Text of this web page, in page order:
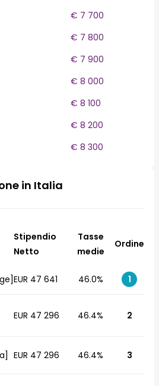
€ 7 700
€ 7 800
€ 7 900
€ 8 000
€ 8 100
€ 8 200
€ 8 300
in Italia
Stipendio
Netto
Tasse
medie
Ordine
EUR 47 641 46.0% 1
EUR 47 296 46.4% 2
EUR 47 296 46.4% 3